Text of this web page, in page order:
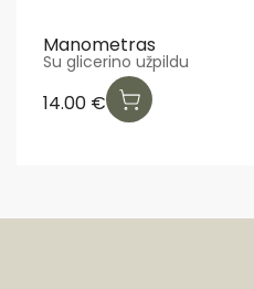
Manometras
Su glicerino užpildu
14.00 €